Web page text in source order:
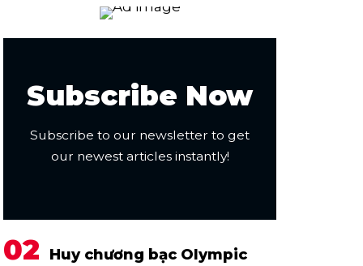
Subscribe Now
Subscribe to our newsletter to get
our newest articles instantly!
Huy chương bạc Olympic